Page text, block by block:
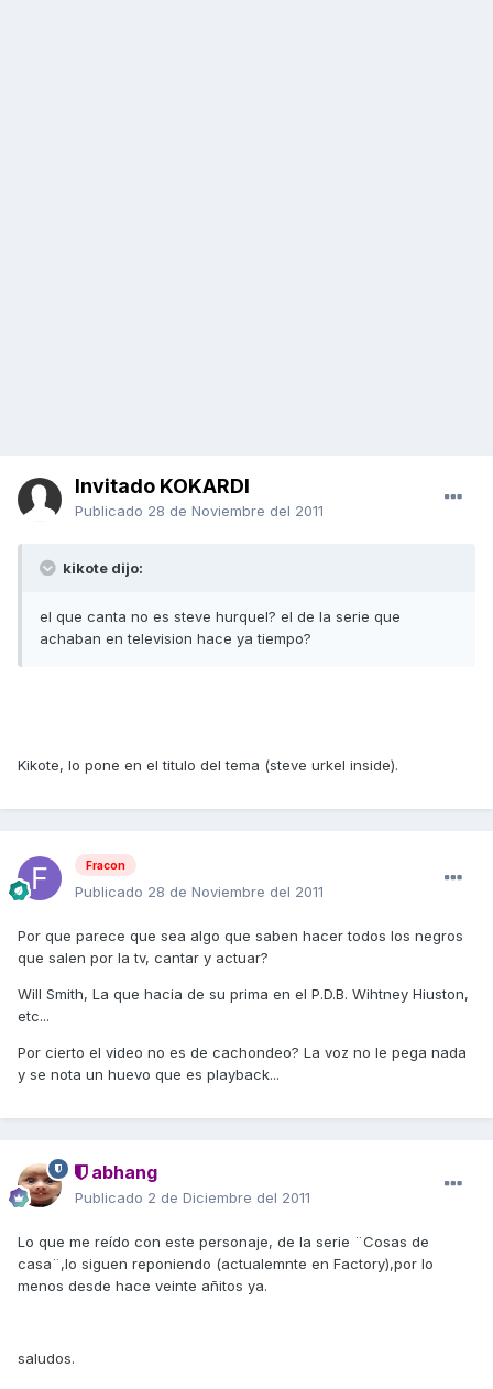
Invitado KOKARDI
Publicado 28 de Noviembre del 2011
kikote dijo:
el que canta no es steve hurquel? el de la serie que
achaban en television hace ya tiempo?
Kikote, lo pone en el titulo del tema (steve urkel inside).
Fracon
Publicado 28 de Noviembre del 2011
Por que parece que sea algo que saben hacer todos los negros
que salen por la tv, cantar y actuar?
Will Smith, La que hacia de su prima en el P.D.B. Wihtney Hiuston,
etc...
Por cierto el video no es de cachondeo? La voz no le pega nada
y se nota un huevo que es playback...
abhang
Publicado 2 de Diciembre del 2011
Lo que me reído con este personaje, de la serie ¨Cosas de
casa¨,lo siguen reponiendo (actualemnte en Factory),por lo
menos desde hace veinte añitos ya.
saludos.